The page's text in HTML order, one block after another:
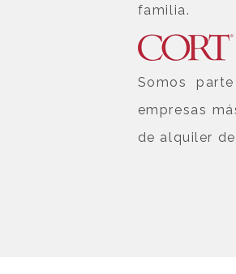
familia.
Somos
empresas
de alquiler